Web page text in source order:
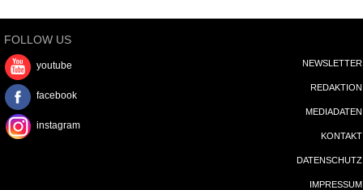
FOLLOW US
youtube
facebook
instagram
NEWSLETTER
REDAKTION
MEDIADATEN
KONTAKT
DATENSCHUTZ
IMPRESSUM